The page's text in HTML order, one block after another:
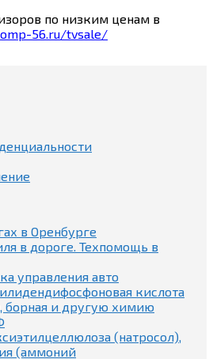
по низким ценам в
56.ru/tvsale/
в Оренбурге
в дороге. Техпомощь в
управления авто
кислота
борная и другую химию
(натросол),
(аммоний